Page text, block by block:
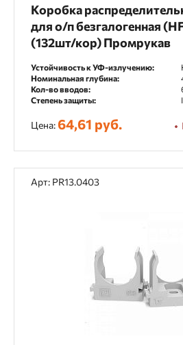
Коробка
для о/п безгалогенная
(132шт/кор) Промрукав
Устойчивость к УФ-излучению:
Номинальная глубина:
Кол-во вводов:
Степень защиты:
Цена: 64,61 руб.
Арт: PR13.0403